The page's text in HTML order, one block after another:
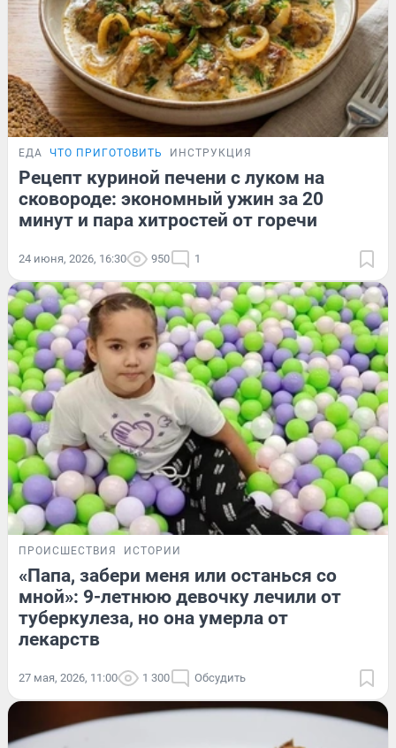
ЕДА ЧТО ПРИГОТОВИТЬ ИНСТРУКЦИЯ
Рецепт куриной печени с луком на
сковороде: экономный ужин за 20
минут и пара хитростей от горечи
24 июня, 2026, 16:30 950 1
ПРОИСШЕСТВИЯ ИСТОРИИ
«Папа, забери меня или останься со
мной»: 9-летнюю девочку лечили от
туберкулеза, но она умерла от
лекарств
27 мая, 2026, 11:00 1 300 Обсудить